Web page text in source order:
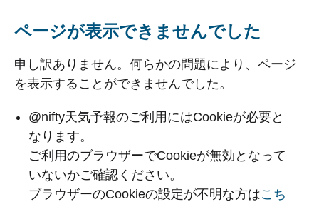
ページが表示できませんでした
申し訳ありません。何らかの問題により、ページ
を表示することができませんでした。
@nifty天気予報のご利用にはCookieが必要と
なります。
ご利用のブラウザーでCookieが無効となって
いないかご確認ください。
ブラウザーのCookieの設定が不明な方はこち